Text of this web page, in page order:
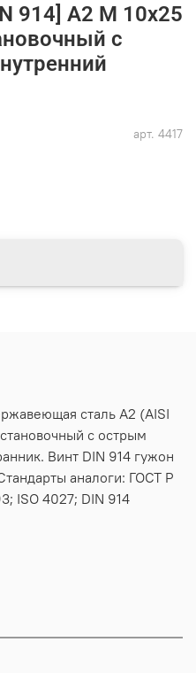
арт. 4417
914] А2 M 10х25
с
сталь А2 (AISI
с острым
Винт DIN 914 гужон
аналоги: ГОСТ Р
ISO 4027; DIN 914